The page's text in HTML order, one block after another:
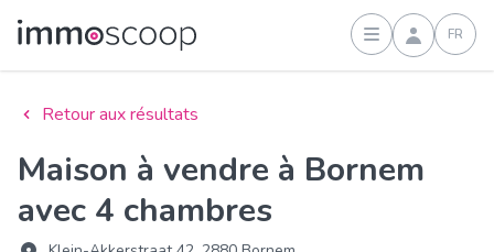
Connexion
FR
Retour aux résultats
Maison à vendre à Bornem
avec 4 chambres